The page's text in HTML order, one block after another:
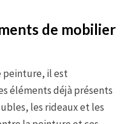
de mobilier
peinture, il est
éléments déjà présents
les rideaux et les